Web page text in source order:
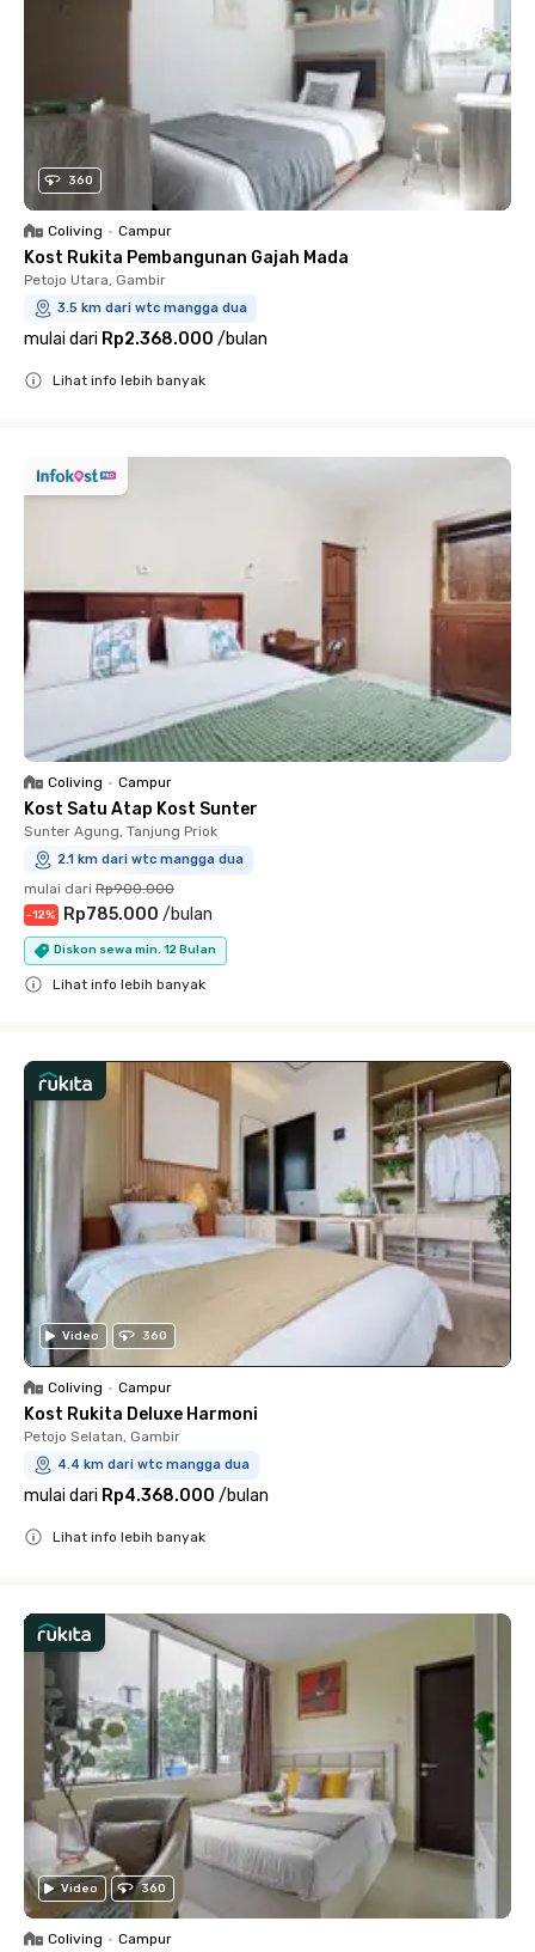
360
Coliving • Campur
Kost Rukita Pembangunan Gajah Mada
Petojo Utara, Gambir
3.5 km dari wtc mangga dua
mulai dari Rp2.368.000 /bulan
Lihat info lebih banyak
Coliving • Campur
Kost Satu Atap Kost Sunter
Sunter Agung, Tanjung Priok
2.1 km dari wtc mangga dua
mulai dari Rp900.000
-12% Rp785.000 /bulan
Diskon sewa min. 12 Bulan
Lihat info lebih banyak
Video 360
Coliving • Campur
Kost Rukita Deluxe Harmoni
Petojo Selatan, Gambir
4.4 km dari wtc mangga dua
mulai dari Rp4.368.000 /bulan
Lihat info lebih banyak
Video 360
Coliving • Campur